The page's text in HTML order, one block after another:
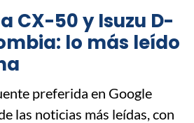
CX-50 y Isuzu D-
lo más leído
preferida en Google
las noticias más leídas, con